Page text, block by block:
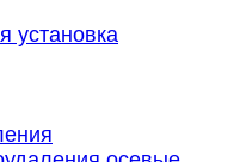
установка